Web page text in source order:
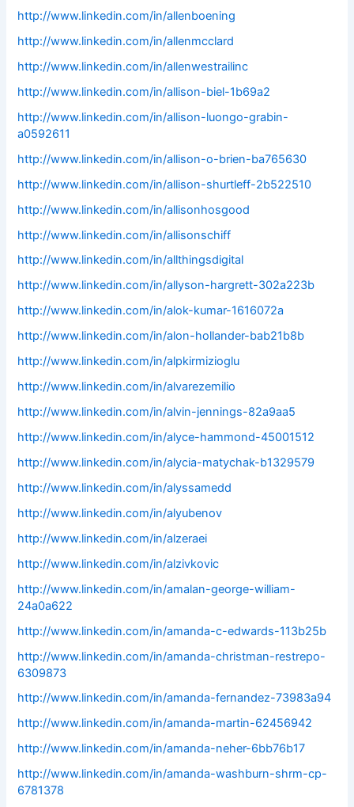
http://www.linkedin.com/in/allenboening
http://www.linkedin.com/in/allenmcclard
http://www.linkedin.com/in/allenwestrailinc
http://www.linkedin.com/in/allison-biel-1b69a2
http://www.linkedin.com/in/allison-luongo-grabin-
a0592611
http://www.linkedin.com/in/allison-o-brien-ba765630
http://www.linkedin.com/in/allison-shurtleff-2b522510
http://www.linkedin.com/in/allisonhosgood
http://www.linkedin.com/in/allisonschiff
http://www.linkedin.com/in/allthingsdigital
http://www.linkedin.com/in/allyson-hargrett-302a223b
http://www.linkedin.com/in/alok-kumar-1616072a
http://www.linkedin.com/in/alon-hollander-bab21b8b
http://www.linkedin.com/in/alpkirmizioglu
http://www.linkedin.com/in/alvarezemilio
http://www.linkedin.com/in/alvin-jennings-82a9aa5
http://www.linkedin.com/in/alyce-hammond-45001512
http://www.linkedin.com/in/alycia-matychak-b1329579
http://www.linkedin.com/in/alyssamedd
http://www.linkedin.com/in/alyubenov
http://www.linkedin.com/in/alzeraei
http://www.linkedin.com/in/alzivkovic
http://www.linkedin.com/in/amalan-george-william-
24a0a622
http://www.linkedin.com/in/amanda-c-edwards-113b25b
http://www.linkedin.com/in/amanda-christman-restrepo-
6309873
http://www.linkedin.com/in/amanda-fernandez-73983a94
http://www.linkedin.com/in/amanda-martin-62456942
http://www.linkedin.com/in/amanda-neher-6bb76b17
http://www.linkedin.com/in/amanda-washburn-shrm-cp-
6781378